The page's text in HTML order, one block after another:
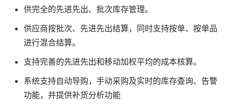
供完全的先进先出、批次库存管理。
供应商按批次、先进先出结算，同时支持按单、按单品
进行混合结算。
支持完善的先进先出和移动加权平均的成本核算。
系统支持自动导购，手动采购及实时的库存查询、告警
功能，并提供补货分析功能